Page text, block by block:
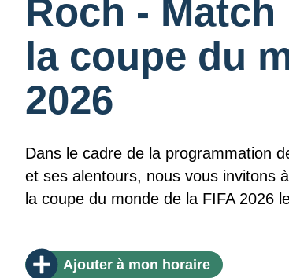
Roch -
la coupe du
2026
Dans le cadre de la programmation
et ses alentours, nous vous invitons
la coupe du monde de la FIFA 2026
Ajouter à mon horaire